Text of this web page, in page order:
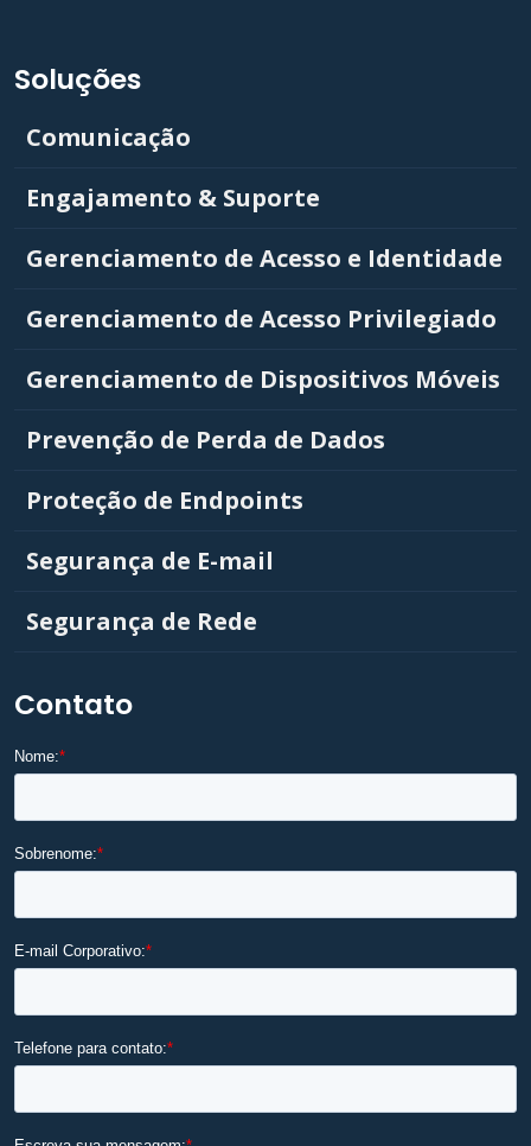
Soluções
Comunicação
Engajamento & Suporte
Gerenciamento de Acesso e Identidade
Gerenciamento de Acesso Privilegiado
Gerenciamento de Dispositivos Móveis
Prevenção de Perda de Dados
Proteção de Endpoints
Segurança de E-mail
Segurança de Rede
Contato